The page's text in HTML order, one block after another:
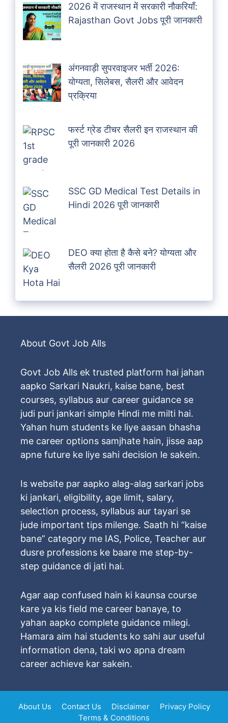
2026 में राजस्थान में सरकारी नौकरियाँ:
Rajasthan Govt Jobs पूरी जानकारी
अंगनवाड़ी सुपरवाइजर भर्ती 2026:
योग्यता, सिलेबस, सैलरी और आवेदन
प्रक्रिया
फर्स्ट ग्रेड टीचर सैलरी इन राजस्थान की
पूरी जानकारी 2026
SSC GD Medical Test Details in
Hindi 2026 पूरी जानकारी
DEO क्या होता है कैसे बने? योग्यता और
सैलरी 2026 पूरी जानकारी
About Govt Job Alls
Govt Job Alls ek trusted platform hai jahan
aapko Sarkari Naukri, kaise bane, best
courses, syllabus aur career guidance se
judi puri jankari simple Hindi me milti hai.
Yahan hum students ke liye aasan bhasha
me career options samjhate hain, jisse aap
apne future ke liye sahi decision le sakein.
Is website par aapko alag-alag sarkari jobs
ki jankari, eligibility, age limit, salary,
selection process, syllabus aur tayari se
jude important tips milenge. Saath hi “kaise
bane” category me IAS, Police, Teacher aur
dusre professions ke baare me step-by-
step guidance di jati hai.
Agar aap confused hain ki kaunsa course
kare ya kis field me career banaye, to
yahan aapko complete guidance milegi.
Hamara aim hai students ko sahi aur useful
information dena, taki wo apna dream
career achieve kar sakein.
About Us Contact Us Disclaimer
Privacy Policy
Terms & Conditions